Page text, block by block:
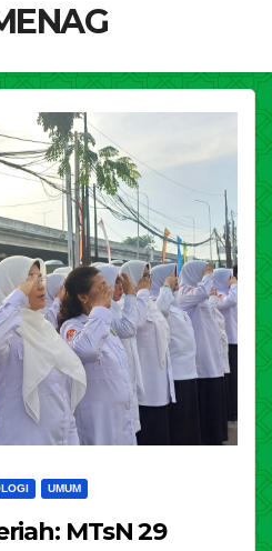
UMUM
MTsN 29